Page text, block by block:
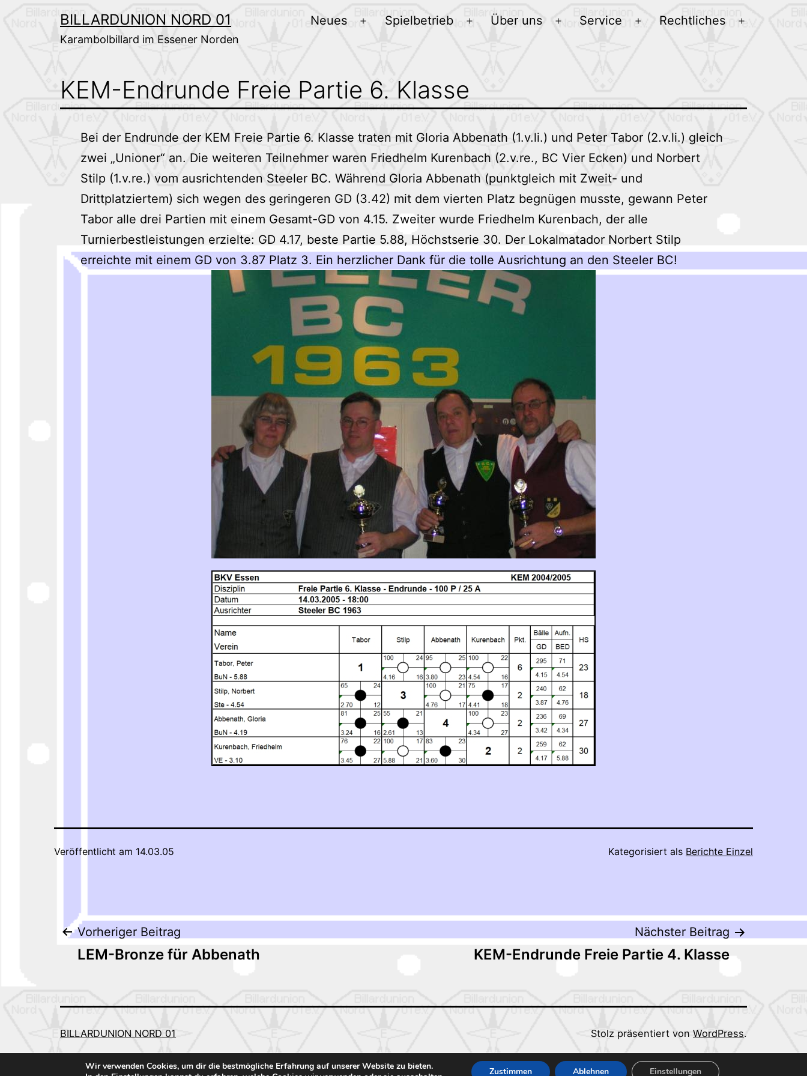
BILLARDUNION NORD 01
Karambolbillard im Essener Norden
Neues
Menü
Spielbetrieb
Menü
Über uns
Menü
Service
Menü
Rechtliches
KEM-Endrunde Freie Partie 6. Klasse
Bei der Endrunde der KEM Freie Partie 6. Klasse traten mit Gloria Abbenath (1.v.li.) und Peter Tabor (2.v.li.) gleich
zwei „Unioner“ an. Die weiteren Teilnehmer waren Friedhelm Kurenbach (2.v.re., BC Vier Ecken) und Norbert
Stilp (1.v.re.) vom ausrichtenden Steeler BC. Während Gloria Abbenath (punktgleich mit Zweit- und
Drittplatziertem) sich wegen des geringeren GD (3.42) mit dem vierten Platz begnügen musste, gewann Peter
Tabor alle drei Partien mit einem Gesamt-GD von 4.15. Zweiter wurde Friedhelm Kurenbach, der alle
Turnierbestleistungen erzielte: GD 4.17, beste Partie 5.88, Höchstserie 30. Der Lokalmatador Norbert Stilp
erreichte mit einem GD von 3.87 Platz 3. Ein herzlicher Dank für die tolle Ausrichtung an den Steeler BC!
Veröffentlicht am 14.03.05 Kategorisiert als Berichte Einzel
Beitragsnavigation
Vorheriger Beitrag
LEM-Bronze für Abbenath
Nächster Beitrag
KEM-Endrunde Freie Partie 4. Klasse
BILLARDUNION NORD 01 Stolz präsentiert von WordPress.
Wir verwenden Cookies, um dir die bestmögliche Erfahrung auf unserer Website zu bieten.
Zustimmen Ablehnen Einstellungen